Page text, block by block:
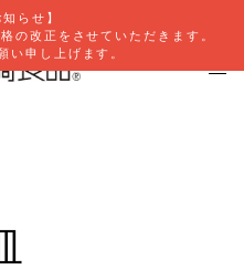
知らせ】
の改正をさせていただきます。
い申し上げます。